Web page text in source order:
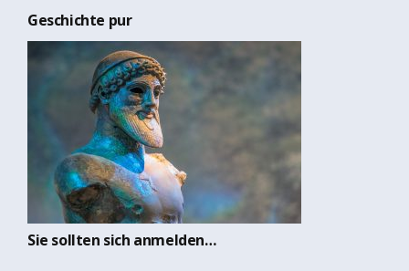
Geschichte pur
Sie sollten sich anmelden…